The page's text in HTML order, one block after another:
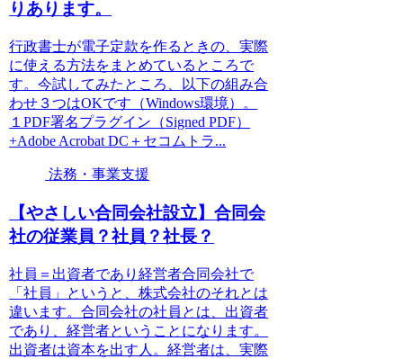
りあります。
行政書士が電子定款を作るときの、実際
に使える方法をまとめているところで
す。今試してみたところ、以下の組み合
わせ３つはOKです（Windows環境）。
１PDF署名プラグイン（Signed PDF）
+Adobe Acrobat DC＋セコムトラ...
法務・事業支援
【やさしい合同会社設立】合同会
社の従業員？社員？社長？
社員＝出資者であり経営者合同会社で
「社員」というと、株式会社のそれとは
違います。合同会社の社員とは、出資者
であり、経営者ということになります。
出資者は資本を出す人。経営者は、実際